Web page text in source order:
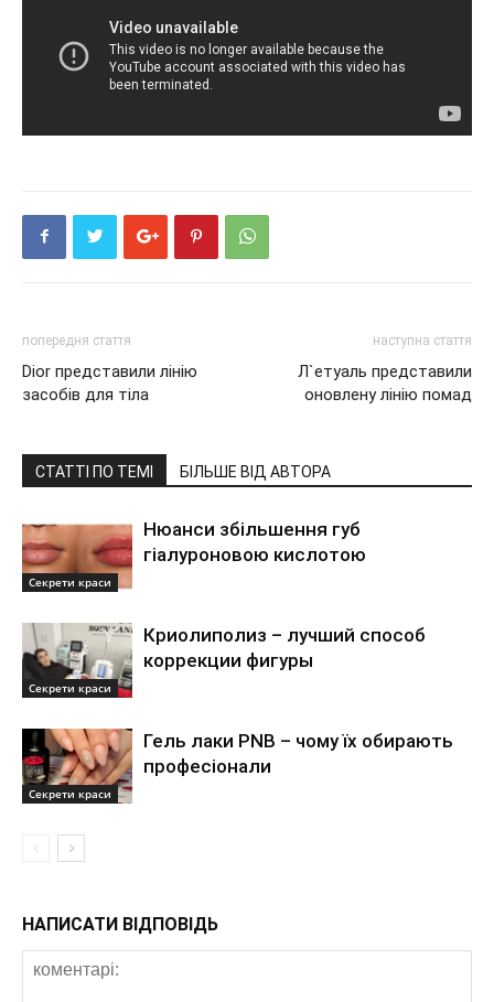
попередня стаття
Dior представили лінію
засобів для тіла
наступна стаття
Л`етуаль представили
оновлену лінію помад
СТАТТІ ПО ТЕМІ БІЛЬШЕ ВІД АВТОРА
Секрети краси
Нюанси збільшення губ
гіалуроновою кислотою
Секрети краси
Криолиполиз – лучший способ
коррекции фигуры
Секрети краси
Гель лаки PNB – чому їх обирають
професіонали
НАПИСАТИ ВІДПОВІДЬ